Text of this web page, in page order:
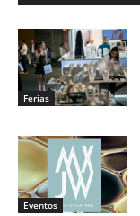
Ferias
Eventos